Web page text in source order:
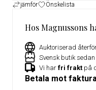
jämför Önskelista
Hos Magnussons
Auktoriserad
Svensk butik
Vi har fri frakt på
Betala mot